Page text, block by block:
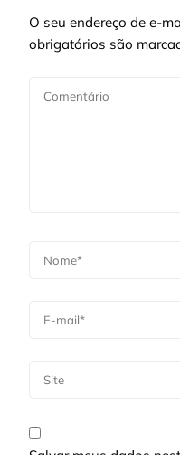
O seu endereço de e-
obrigatórios são